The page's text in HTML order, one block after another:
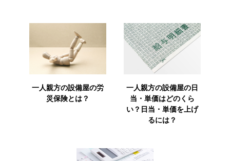
一人親方の設備屋の労
災保険とは？
一人親方の設備屋の日
当・単価はどのくら
い？日当・単価を上げ
るには？